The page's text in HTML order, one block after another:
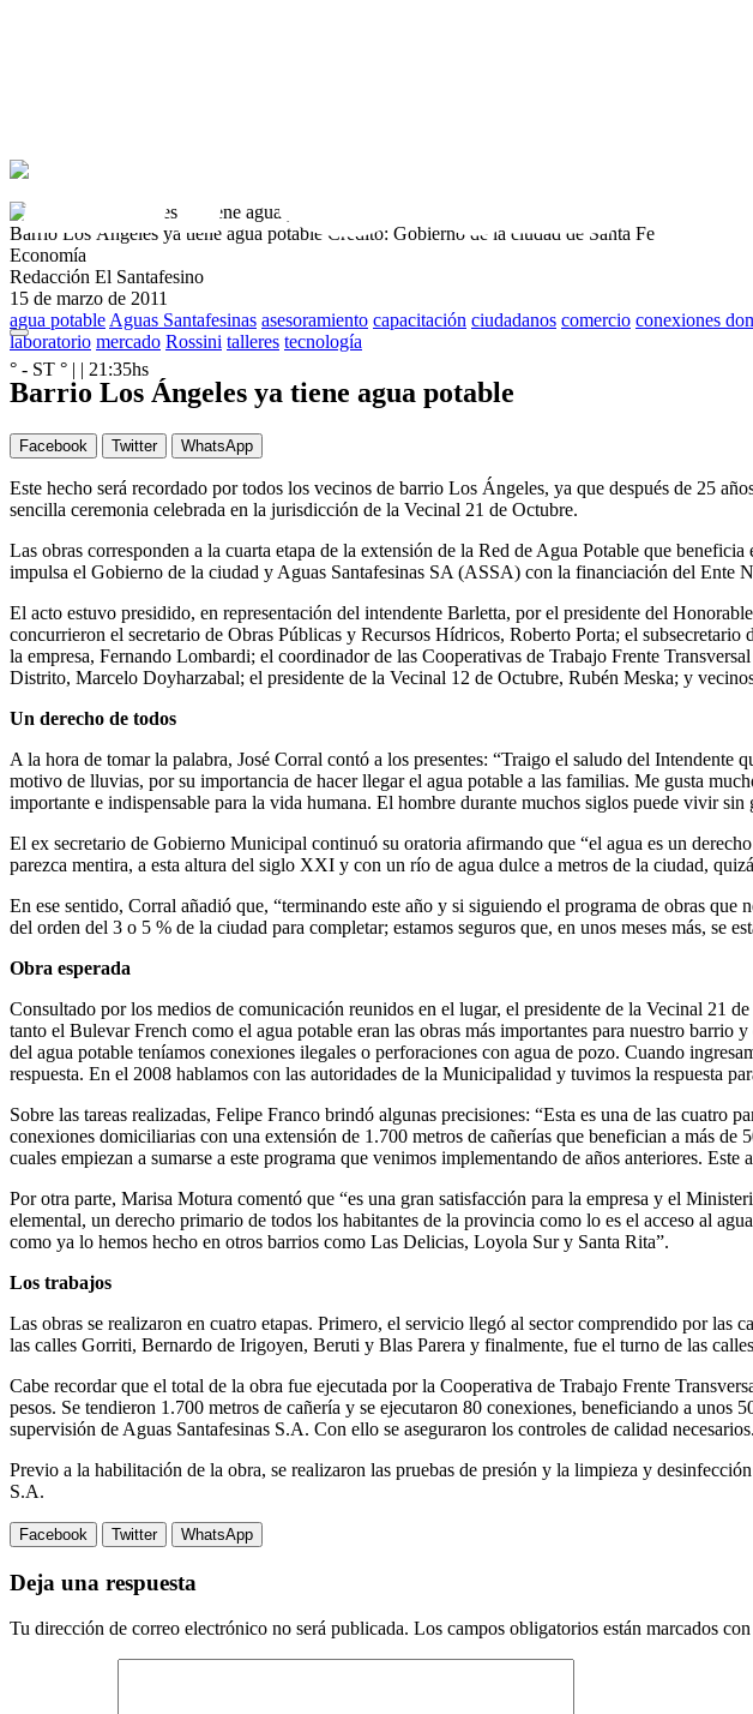
° - ST ° | | 21:35hs
Barrio Los Ángeles ya tiene agua potable Crédito: Gobierno de la ciudad de Santa Fe
Economía
Redacción El Santafesino
15 de marzo de 2011
agua potable Aguas Santafesinas asesoramiento capacitación ciudadanos comercio conexiones
laboratorio mercado Rossini talleres tecnología
Barrio Los Ángeles ya tiene agua potable
Facebook Twitter WhatsApp
Este hecho será recordado por todos los vecinos de barrio Los Ángeles, ya que después de 25
sencilla ceremonia celebrada en la jurisdicción de la Vecinal 21 de Octubre.
Las obras corresponden a la cuarta etapa de la extensión de la Red de Agua Potable que
impulsa el Gobierno de la ciudad y Aguas Santafesinas SA (ASSA) con la financiación del Ente
El acto estuvo presidido, en representación del intendente Barletta, por el presidente del
concurrieron el secretario de Obras Públicas y Recursos Hídricos, Roberto Porta; el
la empresa, Fernando Lombardi; el coordinador de las Cooperativas de Trabajo Frente
Distrito, Marcelo Doyharzabal; el presidente de la Vecinal 12 de Octubre, Rubén Meska; y
Un derecho de todos
A la hora de tomar la palabra, José Corral contó a los presentes: “Traigo el saludo del Intendente
motivo de lluvias, por su importancia de hacer llegar el agua potable a las familias. Me gusta
importante e indispensable para la vida humana. El hombre durante muchos siglos puede vivir
El ex secretario de Gobierno Municipal continuó su oratoria afirmando que “el agua es un
parezca mentira, a esta altura del siglo XXI y con un río de agua dulce a metros de la ciudad,
En ese sentido, Corral añadió que, “terminando este año y si siguiendo el programa de obras
del orden del 3 o 5 % de la ciudad para completar; estamos seguros que, en unos meses más, se
Obra esperada
Consultado por los medios de comunicación reunidos en el lugar, el presidente de la Vecinal 21
tanto el Bulevar French como el agua potable eran las obras más importantes para nuestro
del agua potable teníamos conexiones ilegales o perforaciones con agua de pozo. Cuando
respuesta. En el 2008 hablamos con las autoridades de la Municipalidad y tuvimos la respuesta
Sobre las tareas realizadas, Felipe Franco brindó algunas precisiones: “Esta es una de las
conexiones domiciliarias con una extensión de 1.700 metros de cañerías que benefician a más de
cuales empiezan a sumarse a este programa que venimos implementando de años anteriores.
Por otra parte, Marisa Motura comentó que “es una gran satisfacción para la empresa y el
elemental, un derecho primario de todos los habitantes de la provincia como lo es el acceso al
como ya lo hemos hecho en otros barrios como Las Delicias, Loyola Sur y Santa Rita”.
Los trabajos
Las obras se realizaron en cuatro etapas. Primero, el servicio llegó al sector comprendido por
las calles Gorriti, Bernardo de Irigoyen, Beruti y Blas Parera y finalmente, fue el turno de las
Cabe recordar que el total de la obra fue ejecutada por la Cooperativa de Trabajo Frente
pesos. Se tendieron 1.700 metros de cañería y se ejecutaron 80 conexiones, beneficiando a
supervisión de Aguas Santafesinas S.A. Con ello se aseguraron los controles de calidad necesarios.
Previo a la habilitación de la obra, se realizaron las pruebas de presión y la limpieza y
S.A.
Facebook Twitter WhatsApp
Deja una respuesta
Tu dirección de correo electrónico no será publicada. Los campos obligatorios están marcados con